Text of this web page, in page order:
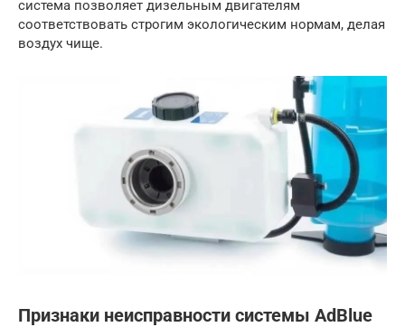
система позволяет дизельным двигателям
соответствовать строгим экологическим нормам, делая
воздух чище.
Признаки неисправности системы AdBlue